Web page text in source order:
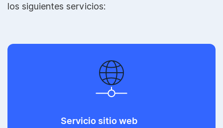
los siguientes servicios:
Servicio sitio web